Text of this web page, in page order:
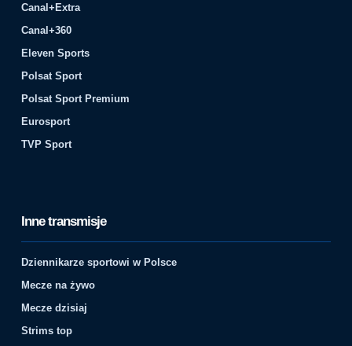
Canal+Extra
Canal+360
Eleven Sports
Polsat Sport
Polsat Sport Premium
Eurosport
TVP Sport
Inne transmisje
Dziennikarze sportowi w Polsce
Mecze na żywo
Mecze dzisiaj
Strims top